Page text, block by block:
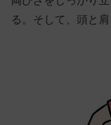
る。そして、頭と